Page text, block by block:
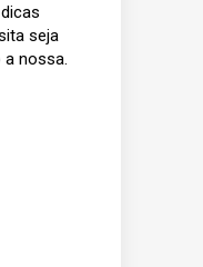
seja
nossa.